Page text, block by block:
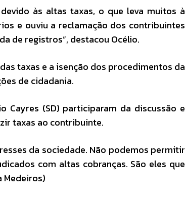
às altas taxas, o que leva muitos à
e ouviu a reclamação dos contribuintes
de registros”, destacou Océlio.
taxas e a isenção dos procedimentos da
de cidadania.
Cayres (SD) participaram da discussão e
taxas ao contribuinte.
da sociedade. Não podemos permitir
com altas cobranças. São eles que
Medeiros)